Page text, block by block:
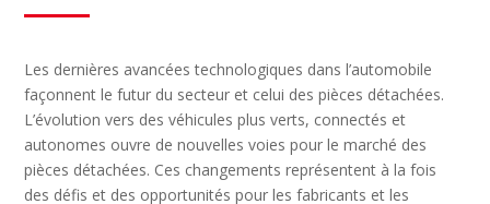
Les dernières avancées technologiques dans l’automobile
façonnent le futur du secteur et celui des pièces détachées.
L’évolution vers des véhicules plus verts, connectés et
autonomes ouvre de nouvelles voies pour le marché des
pièces détachées. Ces changements représentent à la fois
des défis et des opportunités pour les fabricants et les